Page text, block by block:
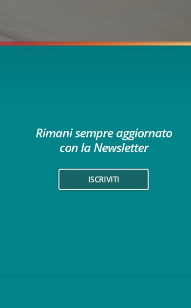
Rimani sempre aggiornato
con la Newsletter
ISCRIVITI